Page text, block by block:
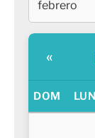
«
DOM LUN